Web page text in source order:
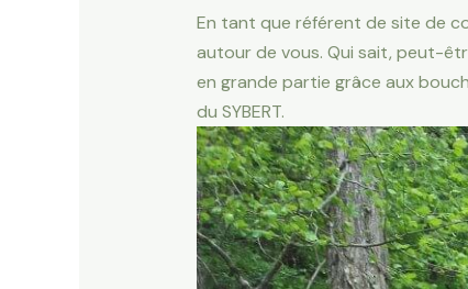
En tant que référent de site de
autour de vous. Qui sait, peut-
en grande partie grâce aux
du SYBERT.